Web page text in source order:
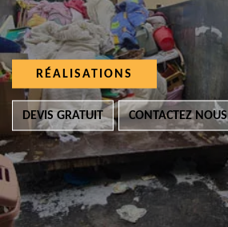
RÉALISATIONS
DEVIS GRATUIT CONTACTEZ NOUS